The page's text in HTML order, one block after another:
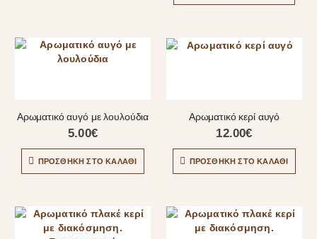
Αρωματικό αυγό με λουλούδια
5.00€
ΠΡΟΣΘΉΚΗ ΣΤΟ ΚΑΛΆΘΙ
Αρωματικό κερί αυγό
12.00€
ΠΡΟΣΘΉΚΗ ΣΤΟ ΚΑΛΆΘΙ